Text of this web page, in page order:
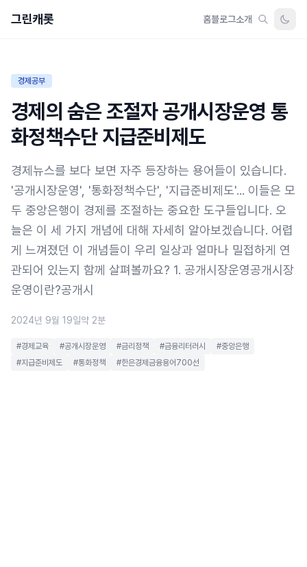
그린캐롯 홈블로그소개
경제공부
경제의 숨은 조절자 공개시장운영 통
화정책수단 지급준비제도
경제뉴스를 보다 보면 자주 등장하는 용어들이 있습니다.
'공개시장운영', '통화정책수단', '지급준비제도'... 이들은 모
두 중앙은행이 경제를 조절하는 중요한 도구들입니다. 오
늘은 이 세 가지 개념에 대해 자세히 알아보겠습니다. 어렵
게 느껴졌던 이 개념들이 우리 일상과 얼마나 밀접하게 연
관되어 있는지 함께 살펴볼까요? 1. 공개시장운영공개시장
운영이란?공개시
2024년 9월 19일약 2분
#경제교육 #공개시장운영 #금리정책 #금융리터러시
#중앙은행
#지급준비제도
#통화정책 #한은경제금융용어700선